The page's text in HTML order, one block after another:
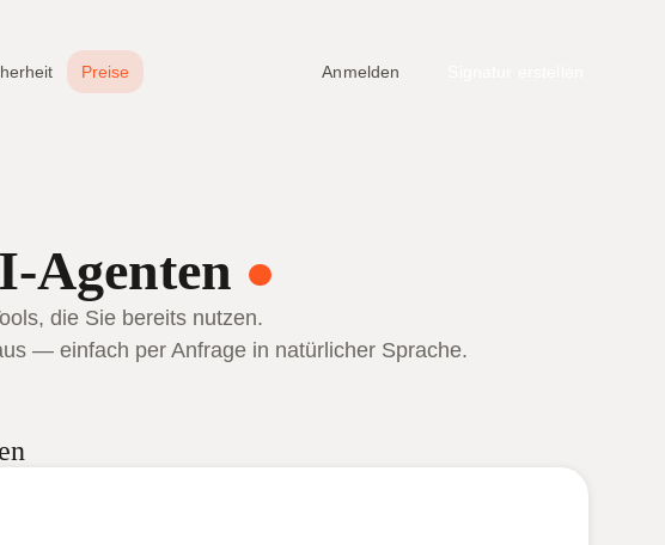
Preise Anmelden
Agenten
die Sie bereits nutzen.
— einfach per Anfrage in natürlicher Sprache.